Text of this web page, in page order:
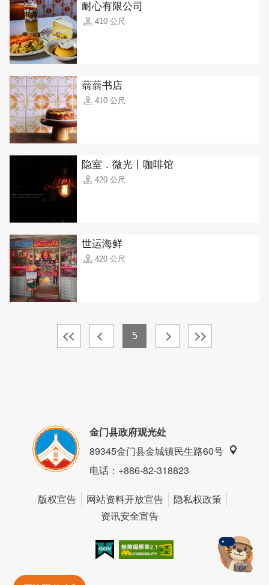
耐心有限公司
410 公尺
蓊蓊书店
410 公尺
隐室．微光丨咖啡馆
420 公尺
世运海鲜
420 公尺
5
金门县政府观光处
89345金门县金城镇民生路60号
电话：+886-82-318823
版权宣告 网站资料开放宣告
隐私权政策
资讯安全宣告